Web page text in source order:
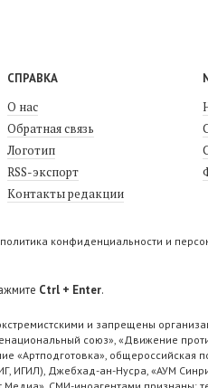
СПРАВКА
О нас
Обратная связь
Логотип
RSS-экспорт
Контакты редакции
конфиденциальности и
Ctrl + Enter.
и запрещены
союз», «Движение
«Артподготовка»,
ИГИЛ), Джебхад-ан-Нусра, «АУМ